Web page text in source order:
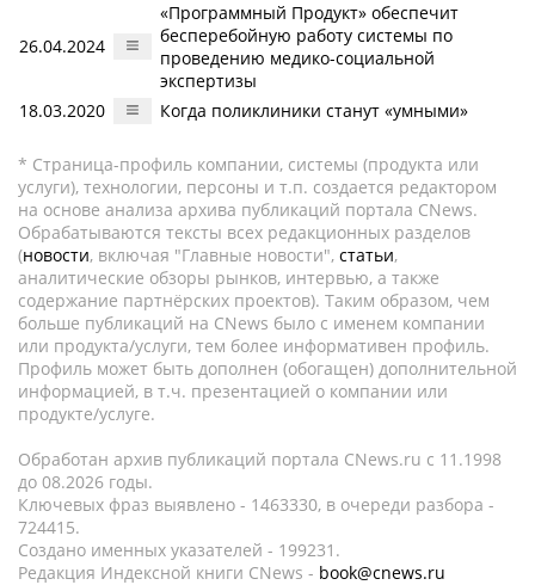
26.04.2024
«Программный Продукт» обеспечит
бесперебойную работу системы по
проведению медико-социальной
экспертизы
18.03.2020
Когда поликлиники станут «умными»
* Страница-профиль компании, системы (продукта или
услуги), технологии, персоны и т.п. создается редактором
на основе анализа архива публикаций портала CNews.
Обрабатываются тексты всех редакционных разделов
(новости, включая "Главные новости", статьи,
аналитические обзоры рынков, интервью, а также
содержание партнёрских проектов). Таким образом, чем
больше публикаций на CNews было с именем компании
или продукта/услуги, тем более информативен профиль.
Профиль может быть дополнен (обогащен) дополнительной
информацией, в т.ч. презентацией о компании или
продукте/услуге.
Обработан архив публикаций портала CNews.ru c 11.1998
до 08.2026 годы.
Ключевых фраз выявлено - 1463330, в очереди разбора -
724415.
Создано именных указателей - 199231.
Редакция Индексной книги CNews - book@cnews.ru